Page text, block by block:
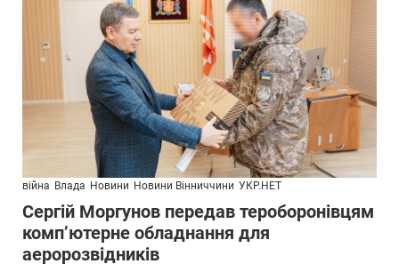
війна Влада Новини Новини Вінниччини УКР.НЕТ
Сергій Моргунов передав тероборонівцям
комп’ютерне обладнання для
аеророзвідників